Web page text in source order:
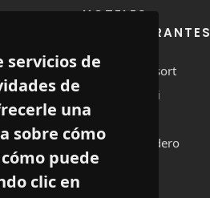
servicios de
de
una
sobre cómo
puede
clic en
® de
de
y
HOTELES
Y RESTAURANTES
TU&ME Resort
Hotel Safari
Playa Varadero